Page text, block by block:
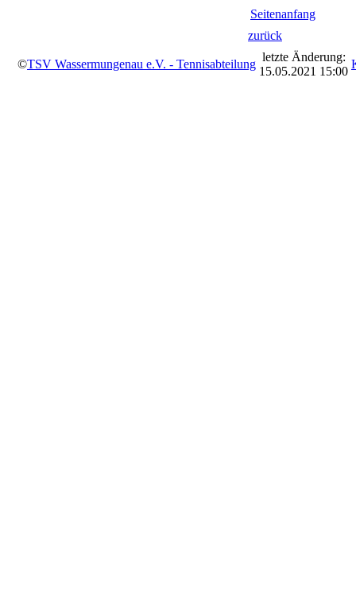
Seitenanfang
zurück
©TSV Wassermungenau e.V. - Tennisabteilung
letzte Änderung:
15.05.2021 15:00